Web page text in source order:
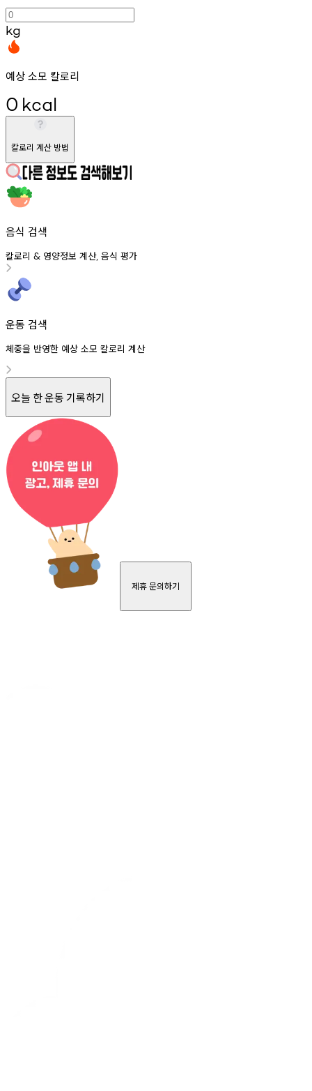
kg
예상 소모 칼로리
0 kcal
칼로리 계산 방법
음식 검색
칼로리 & 영양정보 계산, 음식 평가
운동 검색
체중을 반영한 예상 소모 칼로리 계산
오늘 한 운동 기록하기
제휴 문의하기